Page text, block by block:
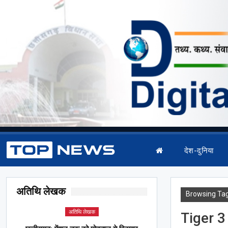
देश-दुनिया
Browsing
Tiger
अतिथि लेखक
अतिथि लेखक